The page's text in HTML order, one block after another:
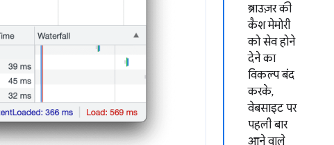
ब्राउज़र की
कैश मेमोरी
को सेव होने
देने का
विकल्प बंद
करके,
वेबसाइट पर
पहली बार
आने वाले